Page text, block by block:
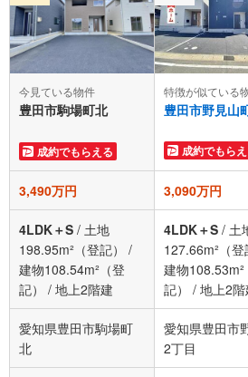
今見ている物件
豊田市駒場町北
成約でもらえる
特徴が似ている
豊田市野見山
成約でもら
3,490万円 3,090万円
4LDK＋S / 土地
198.95m²（登記）
/
建物108.54m²（登
記）
/ 地上2階建
4LDK＋S / 土
127.66m²（登
建物108.53m²
記）
/ 地上2階
愛知県豊田市駒場町
北
愛知県豊田市
2丁目